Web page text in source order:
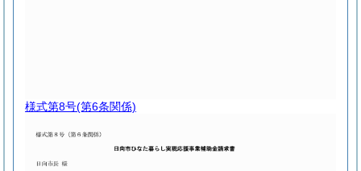
様式第8号(第6条関係)